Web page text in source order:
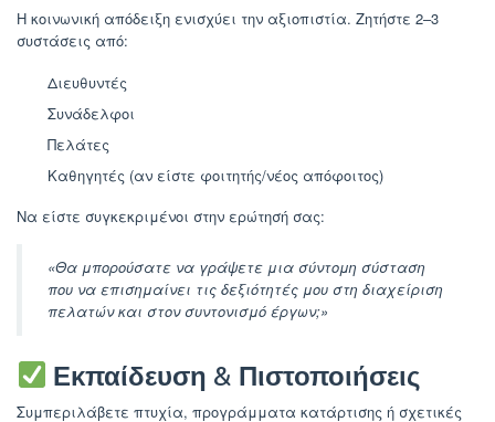
Η κοινωνική απόδειξη ενισχύει την αξιοπιστία. Ζητήστε 2–3
συστάσεις από:
Διευθυντές
Συνάδελφοι
Πελάτες
Καθηγητές (αν είστε φοιτητής/νέος απόφοιτος)
Να είστε συγκεκριμένοι στην ερώτησή σας:
«Θα μπορούσατε να γράψετε μια σύντομη σύσταση
που να επισημαίνει τις δεξιότητές μου στη διαχείριση
πελατών και στον συντονισμό έργων;»
Εκπαίδευση & Πιστοποιήσεις
Συμπεριλάβετε πτυχία, προγράμματα κατάρτισης ή σχετικές